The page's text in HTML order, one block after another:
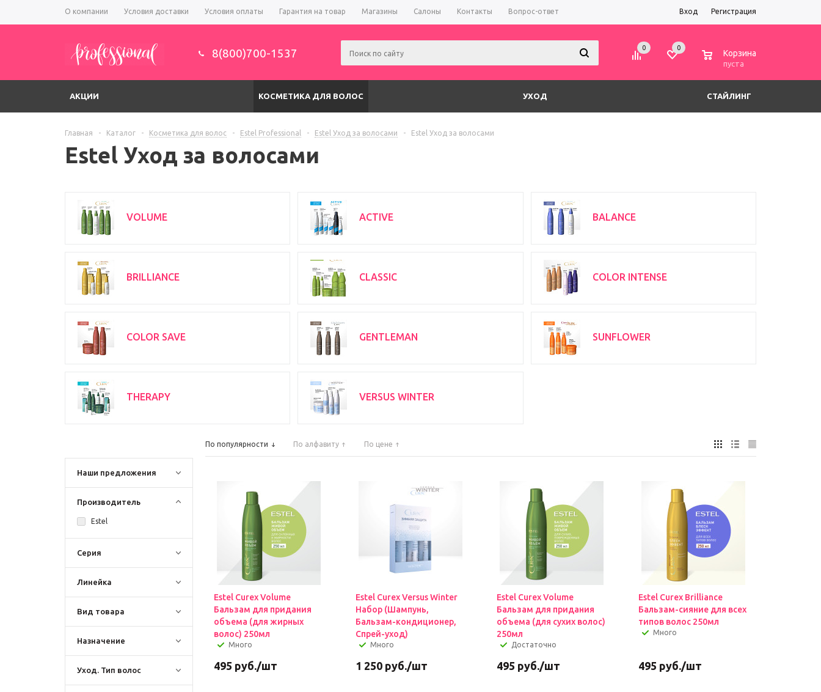
О компании Условия доставки Условия оплаты Гарантия на товар Магазины Салоны Контакты Вопрос-ответ Вход Регистрация
8(800)700-1537 0 0
Корзина
пуста
АКЦИИ КОСМЕТИКА ДЛЯ ВОЛОС УХОД СТАЙЛИНГ
Главная - Каталог - Косметика для волос - Estel Professional - Estel Уход за волосами - Estel Уход за волосами
Estel Уход за волосами
VOLUME ACTIVE BALANCE
BRILLIANCE CLASSIC COLOR INTENSE
COLOR SAVE GENTLEMAN SUNFLOWER
THERAPY VERSUS WINTER
Наши предложения
Производитель
Estel
Серия
Линейка
Вид товара
Назначение
Уход. Тип волос
По популярности По алфавиту По цене
Estel Curex Volume
Бальзам для придания
объема (для жирных
волос) 250мл
Много
495 руб./шт
Estel Curex Versus Winter
Набор (Шампунь,
Бальзам-кондиционер,
Спрей-уход)
Много
1 250руб./шт
Estel Curex Volume
Бальзам для придания
объема (для сухих волос)
250мл
Достаточно
495 руб./шт
Estel Curex Brilliance
Бальзам-сияние для всех
типов волос 250мл
Много
495 руб./шт